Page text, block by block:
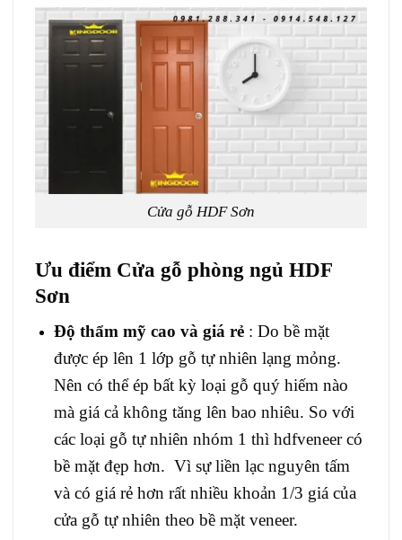
Cửa gỗ HDF Sơn
Ưu điểm Cửa gỗ phòng ngủ HDF
Sơn
Độ thẩm mỹ cao và giá rẻ: Do bề mặt
được ép lên 1 lớp gỗ tự nhiên lạng mỏng.
Nên có thể ép bất kỳ loại gỗ quý hiếm nào
mà giá cả không tăng lên bao nhiêu. So với
các loại gỗ tự nhiên nhóm 1 thì hdfveneer có
bề mặt đẹp hơn. Vì sự liền lạc nguyên tấm
và có giá rẻ hơn rất nhiều khoản 1/3 giá của
cửa gỗ tự nhiên theo bề mặt veneer.